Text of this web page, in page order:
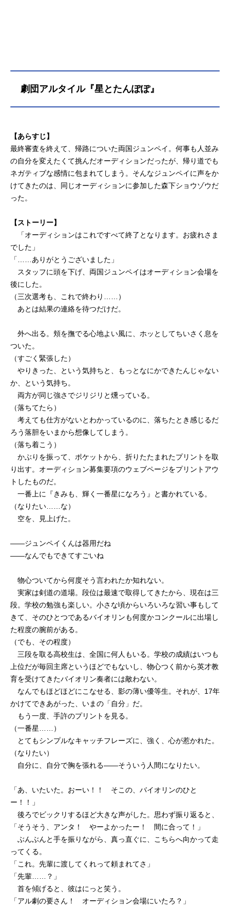
劇団アルタイル『星とたんぽぽ』
【あらすじ】
最終審査を終えて、帰路についた両国ジュンペイ。何事も人並み
の自分を変えたくて挑んだオーディションだったが、帰り道でも
ネガティブな感情に包まれてしまう。そんなジュンペイに声をか
けてきたのは、同じオーディションに参加した森下ショウゾウだ
った。
【ストーリー】
「オーディションはこれですべて終了となります。お疲れさま
でした」
「……ありがとうございました」
スタッフに頭を下げ、両国ジュンペイはオーディション会場を
後にした。
（三次選考も、これで終わり……）
あとは結果の連絡を待つだけだ。
外へ出る。頬を撫でる心地よい風に、ホッとしてちいさく息を
ついた。
（すごく緊張した）
やりきった、という気持ちと、もっとなにかできたんじゃない
か、という気持ち。
両方が同じ強さでジリジリと燻っている。
（落ちてたら）
考えても仕方がないとわかっているのに、落ちたとき感じるだ
ろう落胆をいまから想像してしまう。
（落ち着こう）
かぶりを振って、ポケットから、折りたたまれたプリントを取
り出す。オーディション募集要項のウェブページをプリントアウ
トしたものだ。
一番上に『きみも、輝く一番星になろう』と書かれている。
（なりたい……な）
空を、見上げた。
——ジュンペイくんは器用だね
——なんでもできてすごいね
物心ついてから何度そう言われたか知れない。
実家は剣道の道場。段位は最速で取得してきたから、現在は三
段。学校の勉強も楽しい。小さな頃からいろいろな習い事もして
きて、そのひとつであるバイオリンも何度かコンクールに出場し
た程度の腕前がある。
（でも、その程度）
三段を取る高校生は、全国に何人もいる。学校の成績はいつも
上位だが毎回主席というほどでもないし、物心つく前から英才教
育を受けてきたバイオリン奏者には敵わない。
なんでもほどほどにこなせる、影の薄い優等生。それが、17年
かけてできあがった、いまの「自分」だ。
もう一度、手許のプリントを見る。
（一番星……）
とてもシンプルなキャッチフレーズに、強く、心が惹かれた。
（なりたい）
自分に、自分で胸を張れる——そういう人間になりたい。
「あ、いたいた。おーい！！ そこの、バイオリンのひと
ー！！」
後ろでビックリするほど大きな声がした。思わず振り返ると、
「そうそう、アンタ！ やーよかったー！ 間に合って！」
ぶんぶんと手を振りながら、真っ直ぐに、こちらへ向かって走
ってくる。
「これ。先輩に渡してくれって頼まれてさ」
「先輩……？」
首を傾げると、彼はにっと笑う。
「アル劇の要さん！ オーディション会場にいたろ？」